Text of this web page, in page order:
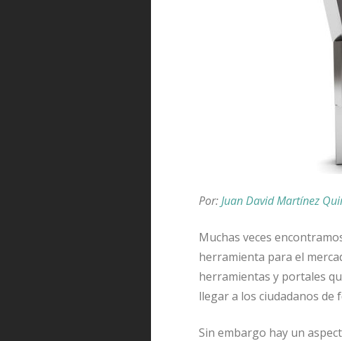
Por:Juan David Martínez
Muchas veces
herramienta para el
herramientas y portales
llegar a los ciudadanos de
Sin embargo hay un